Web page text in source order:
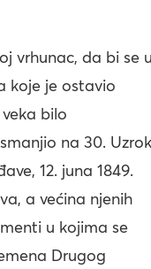
vrhunac, da bi se u
koje je ostavio
bilo
na 30. Uzrok
12. juna 1849.
a većina njenih
u kojima se
Drugog